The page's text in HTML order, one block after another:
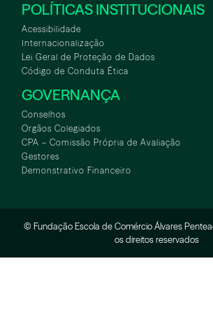
POLÍTICAS INSTITUCIONAIS
Acessibilidade
Internacionalização
Lei Geral de Proteção de Dados
Código de Conduta Ética
GOVERNANÇA
Conselhos
Orgãos Colegiados
CPA – Comissão Própria de Avaliação
Gestores
Demonstrativo Financeiro
© Fundação Escola de Comércio Álvares
os direitos reservados